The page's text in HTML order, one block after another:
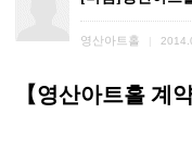
영산아트홀
【영산아트홀 계